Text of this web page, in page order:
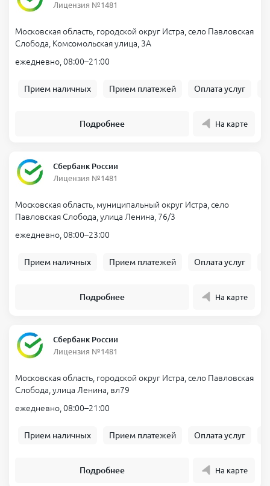
Лицензия №1481
Московская область, городской округ Истра, село Павловская
Слобода, Комсомольская улица, 3А
ежедневно, 08:00–21:00
Прием наличных Прием платежей Оплата услуг
Подробнее На карте
Сбербанк России
Лицензия №1481
Московская область, муниципальный округ Истра, село
Павловская Слобода, улица Ленина, 76/3
ежедневно, 08:00–23:00
Прием наличных Прием платежей Оплата услуг
Подробнее На карте
Сбербанк России
Лицензия №1481
Московская область, городской округ Истра, село Павловская
Слобода, улица Ленина, вл79
ежедневно, 08:00–21:00
Прием наличных Прием платежей Оплата услуг
Подробнее На карте